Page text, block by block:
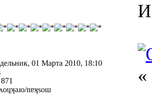
01 Марта 2010, 18:10
nɐʞsoɯ
«